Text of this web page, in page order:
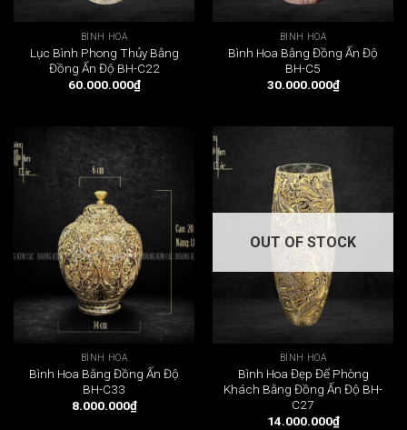
BÌNH HOA
Lục Bình Phong Thủy Bằng
Đồng Ấn Độ BH-C22
60.000.000₫
BÌNH HOA
Bình Hoa Bằng Đồng Ấn Độ
BH-C5
30.000.000₫
BÌNH HOA
Bình Hoa Bằng Đồng Ấn Độ
BH-C33
8.000.000₫
OUT OF STOCK
BÌNH HOA
Bình Hoa Đẹp Để Phòng
Khách Bằng Đồng Ấn Độ BH-
C27
14.000.000₫